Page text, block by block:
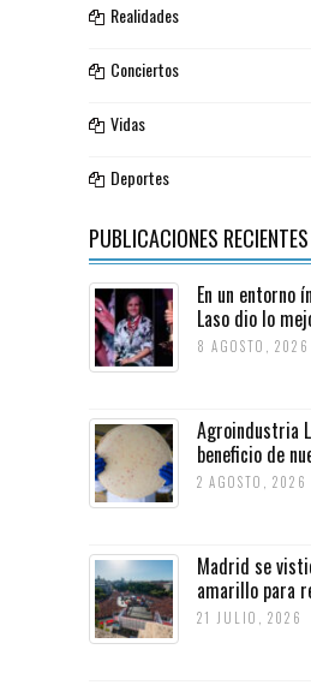
Realidades
Conciertos
Vidas
Deportes
PUBLICACIONES RECIENTES
En un entorno
Laso dio lo
8 AGOSTO, 2026
Agroindustria
beneficio de
2 AGOSTO, 2026
Madrid se
amarillo para
21 JULIO, 2026